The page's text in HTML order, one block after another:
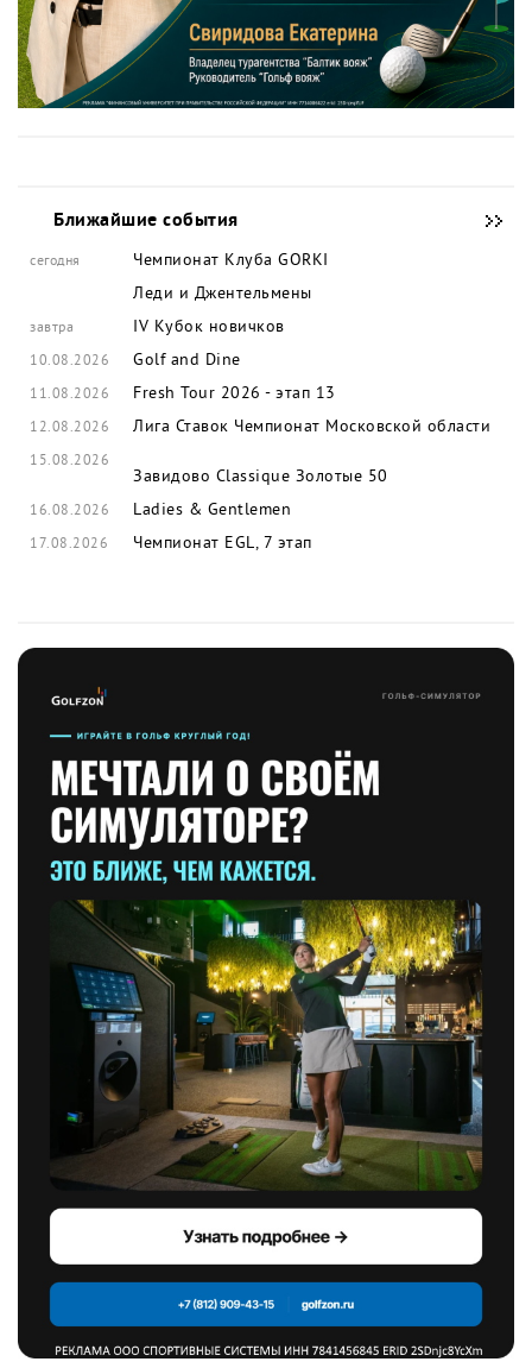
Ближайшие события
сегодня
Чемпионат Клуба GORKI
Леди и Джентельмены
завтра IV Кубок новичков
10.08.2026 Golf and Dine
11.08.2026 Fresh Tour 2026 - этап 13
12.08.2026 Лига Ставок Чемпионат Московской области
15.08.2026
Завидово Classique Золотые 50
16.08.2026 Ladies & Gentlemen
17.08.2026 Чемпионат EGL, 7 этап